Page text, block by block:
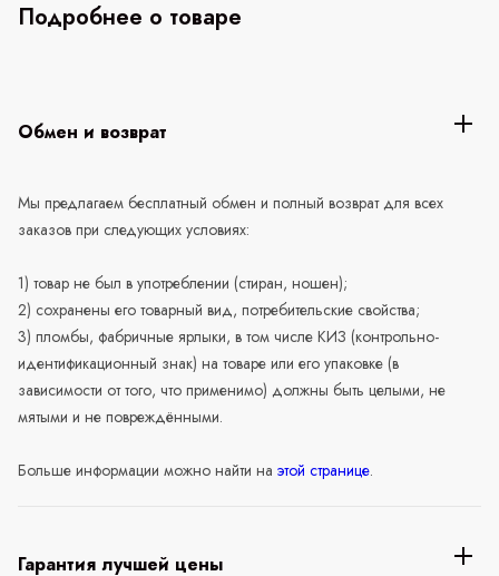
Подробнее о товаре
Обмен и возврат
Мы предлагаем бесплатный обмен и полный возврат для всех
заказов при следующих условиях:
1) товар не был в употреблении (стиран, ношен);
2) сохранены его товарный вид, потребительские свойства;
3) пломбы, фабричные ярлыки, в том числе КИЗ (контрольно-
идентификационный знак) на товаре или его упаковке (в
зависимости от того, что применимо) должны быть целыми, не
мятыми и не повреждёнными.
Больше информации можно найти на этой странице.
Гарантия лучшей цены